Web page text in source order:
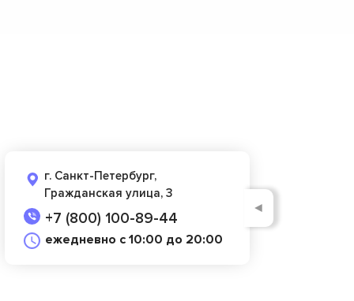
г. Санкт-Петербург,
Гражданская улица, 3
+7 (800) 100-89-44
ежедневно с 10:00 до 20:00
◄